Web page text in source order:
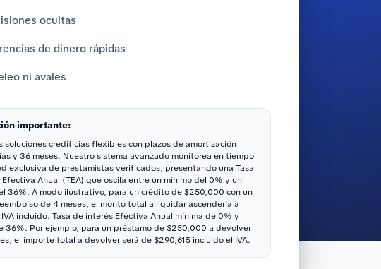
ocultas
de dinero rápidas
ni avales
importante:
soluciones crediticias flexibles con plazos de amortización
y 36 meses. Nuestro sistema avanzado monitorea en tiempo
exclusiva de prestamistas verificados, presentando una Tasa
Anual (TEA) que oscila entre un mínimo del 0% y un
36%. A modo ilustrativo, para un crédito de $250,000 con un
de 4 meses, el monto total a liquidar ascendería a
incluido. Tasa de interés Efectiva Anual mínima de 0% y
36%. Por ejemplo, para un préstamo de $250,000 a devolver
el importe total a devolver será de $290,615 incluido el IVA.